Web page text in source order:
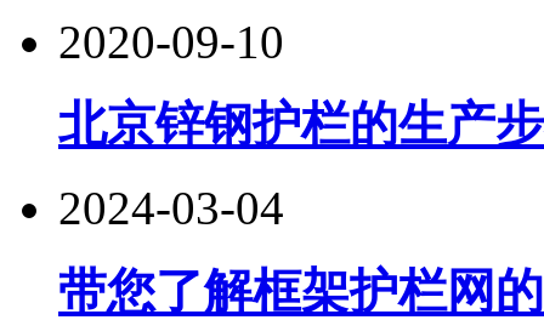
2020-09-10
北京锌钢护栏的生产
2024-03-04
带您了解框架护栏网